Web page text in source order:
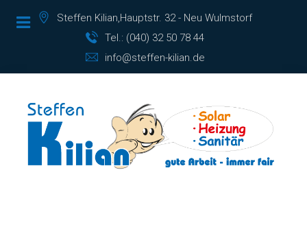
Steffen Kilian,Hauptstr. 32 - Neu Wulmstorf
Tel.: (040) 32 50 78 44
info@steffen-kilian.de